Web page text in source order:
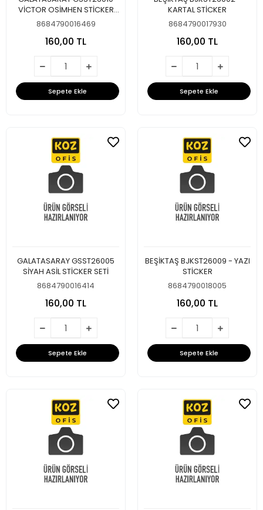
VİCTOR OSİMHEN STİCKER
SETİ
8684790016469
160,00 TL
Sepete Ekle
KARTAL STİCKER
8684790017930
160,00 TL
Sepete Ekle
GALATASARAY GSST26005
SİYAH ASİL STİCKER SETİ
8684790016414
160,00 TL
Sepete Ekle
BEŞİKTAŞ BJKST26009 - YAZI
STİCKER
8684790018005
160,00 TL
Sepete Ekle